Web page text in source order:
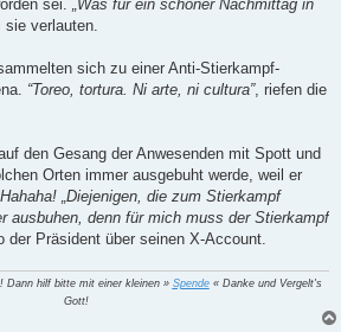
sei.
„Was für ein schöner Nachmittag in
sie verlauten.
sich zu einer Anti-Stierkampf-
“Toreo, tortura. Ni arte, ni cultura”, riefen die
den Gesang der Anwesenden mit Spott und
Orten immer ausgebuht werde, weil er
„Diejenigen, die zum Stierkampf
ausbuhen, denn für mich muss der Stierkampf
der Präsident über seinen X-Account.
Dann hilf bitte mit einer kleinen » Spende« Danke und Vergelt's
Gott!